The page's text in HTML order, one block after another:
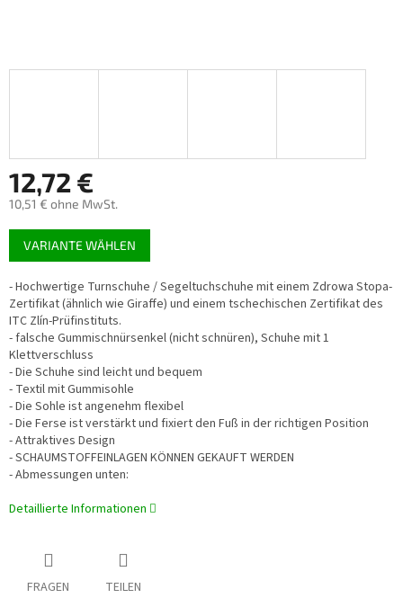
12,72 €
10,51 € ohne MwSt.
Verkaufspreis:
VARIANTE WÄHLEN
- Hochwertige Turnschuhe / Segeltuchschuhe mit einem Zdrowa Stopa-
Zertifikat (ähnlich wie Giraffe) und einem tschechischen Zertifikat des
ITC Zlín-Prüfinstituts.
- falsche Gummischnürsenkel (nicht schnüren), Schuhe mit 1
Klettverschluss
- Die Schuhe sind leicht und bequem
- Textil mit Gummisohle
- Die Sohle ist angenehm flexibel
- Die Ferse ist verstärkt und fixiert den Fuß in der richtigen Position
- Attraktives Design
- SCHAUMSTOFFEINLAGEN KÖNNEN GEKAUFT WERDEN
- Abmessungen unten:
Detaillierte Informationen
FRAGEN TEILEN